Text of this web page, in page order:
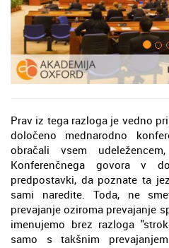
Prav iz tega razloga je vedno
določeno mednarodno
obračali vsem
Konferenčnega govora v
predpostavki, da poznate ta
sami naredite. Toda, ne
prevajanje oziroma prevajanje
imenujemo brez razloga
samo s takšnim